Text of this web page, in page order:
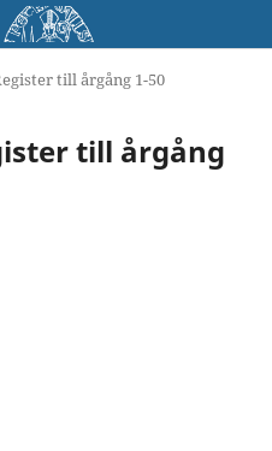
till årgång 1-50
till årgång